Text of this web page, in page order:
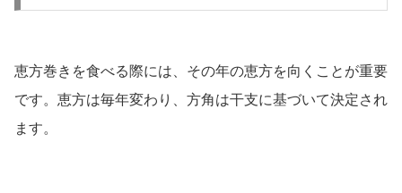
恵方巻きを食べる際には、その年の恵方を向くことが重要
です。恵方は毎年変わり、方角は干支に基づいて決定され
ます。